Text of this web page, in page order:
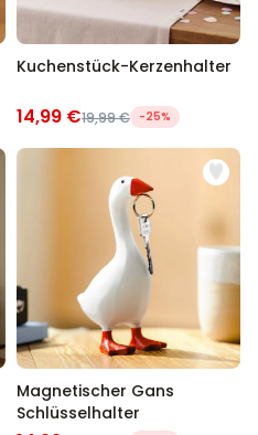
Kuchenstück-Kerzenhalter
14,99 €19,99 € -25%
Magnetischer Gans
Schlüsselhalter